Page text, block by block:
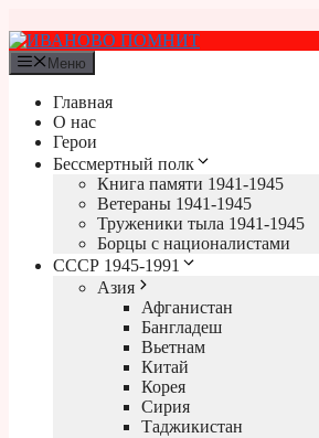
к
содержимому
Меню
Главная
О нас
Герои
Бессмертный полк
Книга памяти 1941-1945
Ветераны 1941-1945
Труженики тыла 1941-1945
Борцы с националистами
СССР 1945-1991
Азия
Афганистан
Бангладеш
Вьетнам
Китай
Корея
Сирия
Таджикистан